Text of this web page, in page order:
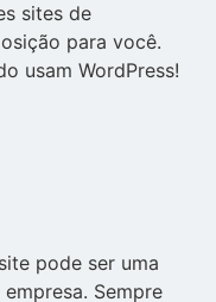
sites de
para você.
usam WordPress!
pode ser uma
Sempre